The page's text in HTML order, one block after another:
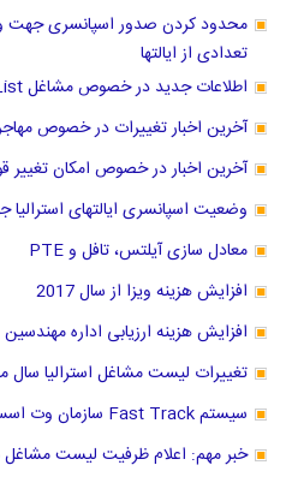
تعدادی از ایالتها
اطلاعات جدید در خصوص مشاغل Prorata List
آخرین اخبار تغییرات در خصوص
آخرین اخبار در خصوص امکان تغییر
وضعیت اسپانسری ایالتهای استرالیا جهت
معادل سازی آیلتس، تافل و PTE
افزایش هزینه ویزا از سال 2017
افزایش هزینه ارزیابی اداره مهندسین
تغییرات لیست مشاغل استرالیا سال مالی 2018 -
سیستم Fast Track سازمان وت اسس
خبر مهم: اعلام ظرفیت لیست مشاغل